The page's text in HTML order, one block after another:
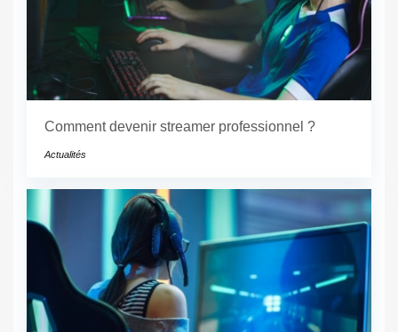
Comment devenir streamer professionnel ?
Actualités